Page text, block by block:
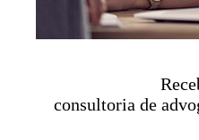
consultoria de